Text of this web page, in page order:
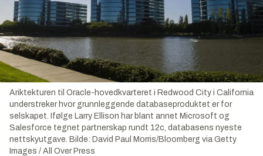
Ariktekturen til Oracle-hovedkvarteret i Redwood City i California
understreker hvor grunnleggende databaseproduktet er for
selskapet. Ifølge Larry Ellison har blant annet Microsoft og
Salesforce tegnet partnerskap rundt 12c, databasens nyeste
nettskyutgave. Bilde: David Paul Morris/Bloomberg via Getty
Images / All Over Press